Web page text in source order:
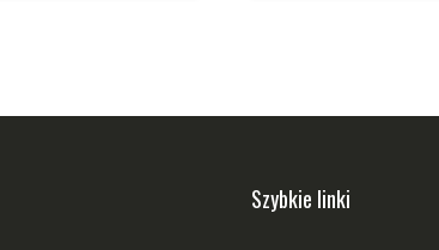
Szybkie linki